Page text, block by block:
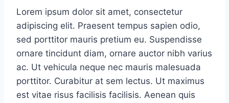
Lorem ipsum dolor sit amet, consectetur
adipiscing elit. Praesent tempus sapien odio,
sed porttitor mauris pretium eu. Suspendisse
ornare tincidunt diam, ornare auctor nibh varius
ac. Ut vehicula neque nec mauris malesuada
porttitor. Curabitur at sem lectus. Ut maximus
est vitae risus facilisis facilisis. Aenean quis